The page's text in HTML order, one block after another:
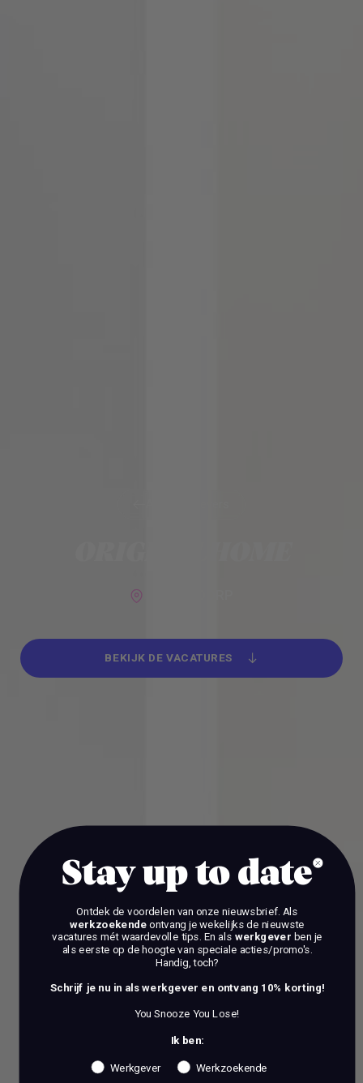
BEKIJK DE VACATURES
Stay up to date
Ontdek de voordelen van onze nieuwsbrief. Als
werkzoekendeontvang je wekelijks de nieuwste
vacatures mét waardevolle tips. En als werkgever ben je
als eerste op de hoogte van speciale acties/promo's.
Handig, toch?
Schrijf je nu in als werkgever en ontvang 10% korting!
You Snooze You Lose!
Ik ben:
Werkgever Werkzoekende